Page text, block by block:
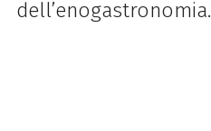
dell’enogastronomia.